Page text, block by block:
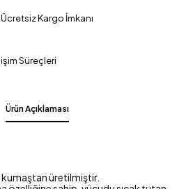
Kargo İmkanı
Süreçleri
Ürün Açıklaması
kumaştan üretilmiştir.